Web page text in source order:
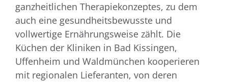
ganzheitlichen Therapiekonzeptes, zu dem
auch eine gesundheitsbewusste und
vollwertige Ernährungsweise zählt. Die
Küchen der Kliniken in Bad Kissingen,
Uffenheim und Waldmünchen kooperieren
mit regionalen Lieferanten, von deren